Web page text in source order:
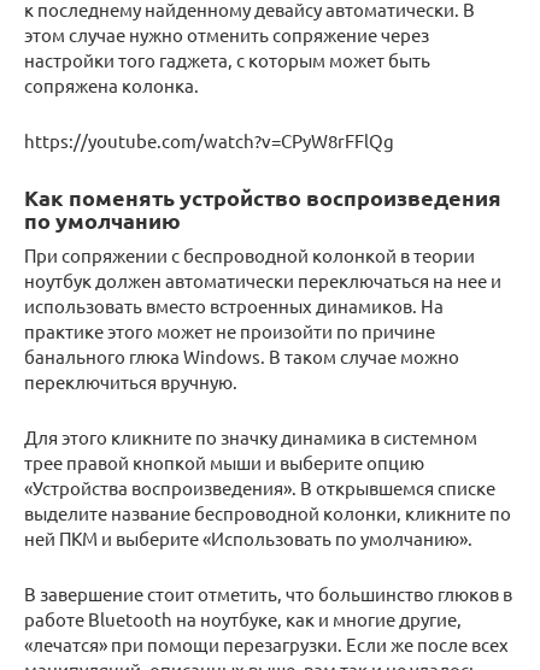
к последнему найденному девайсу автоматически. В
этом случае нужно отменить сопряжение через
настройки того гаджета, с которым может быть
сопряжена колонка.
https://youtube.com/watch?v=CPyW8rFFlQg
Как поменять устройство воспроизведения
по умолчанию
При сопряжении с беспроводной колонкой в теории
ноутбук должен автоматически переключаться на нее и
использовать вместо встроенных динамиков. На
практике этого может не произойти по причине
банального глюка Windows. В таком случае можно
переключиться вручную.
Для этого кликните по значку динамика в системном
трее правой кнопкой мыши и выберите опцию
«Устройства воспроизведения». В открывшемся списке
выделите название беспроводной колонки, кликните по
ней ПКМ и выберите «Использовать по умолчанию».
В завершение стоит отметить, что большинство глюков в
работе Bluetooth на ноутбуке, как и многие другие,
«лечатся» при помощи перезагрузки. Если же после всех